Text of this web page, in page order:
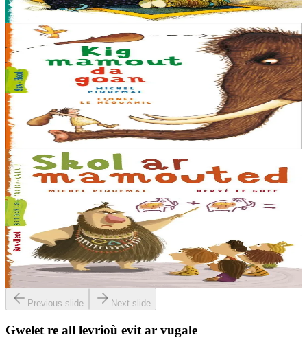
Er stok
6 vloaz hag ouzhpenn
Sav-heol
Kig mamout da goan
Ran zo aet skuizh. Skuizh o klevout goapaerezh ar re vras peogwir
eo bihan. Trawalc'h ! Neuze en deus graet e soñj : mont da dapout
ur mamout. Ur pezh pikol mamout......
Er stok
5,50 €
6 vloaz hag ouzhpenn
Stok diviet
Sav-heol
Skol ar mamouted
2 vamout ha 3 mamout a ra… Se a ra 5 mamout. Ran hag e
vignoned zo prest da zeskiñ kontañ... met ar mestr-skol ne ra nemet
debriñ evel ur pemoc’h a-hed an deiz !...
Stok diviet
Previous slide Next slide
Gwelet re all levrioù evit ar vugale